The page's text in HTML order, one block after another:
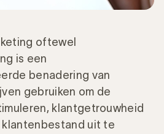
oftewel
is een
benadering van
gebruiken om de
klantgetrouwheid
uit te